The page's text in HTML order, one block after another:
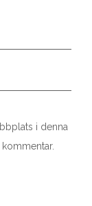
i denna